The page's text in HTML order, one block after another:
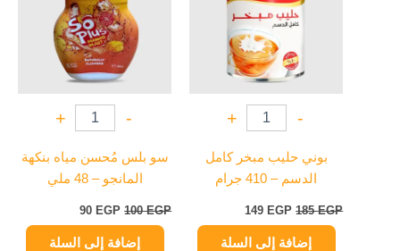
-
+
بوني حليب مبخر كامل
الدسم – 410 جرام
185EGP
149 EGP
إضافة إلى السلة
-
+
سو بلس مُحسن مياه بنكهة
المانجو – 48 ملي
100EGP
90 EGP
إضافة إلى السلة